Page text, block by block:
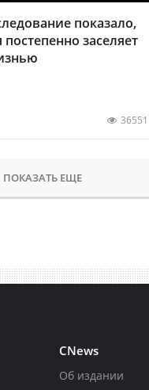
показало,
заселяет
36551
ПОКАЗАТЬ ЕЩЕ
CNews
Об издании